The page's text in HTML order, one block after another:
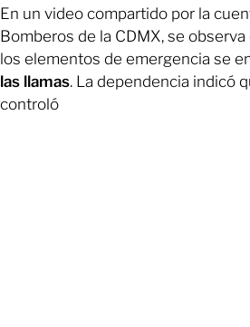
En un video compartido por la
Bomberos de la CDMX, se
los elementos de emergencia se
las llamas. La dependencia indicó
controló